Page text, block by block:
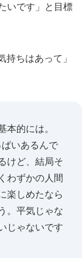
いです」と目標
ちはあって」
本的には。
ぱいあるんで
けど、結局そ
わずかの人間
楽しめたなら
。平気じゃな
じゃないです